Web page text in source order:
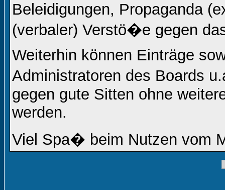
Beleidigungen, Propaganda
(verbaler) Verstö�e gegen
Weiterhin können Einträge
Administratoren des Boards
gegen gute Sitten ohne
werden.
Viel Spa� beim Nutzen vom